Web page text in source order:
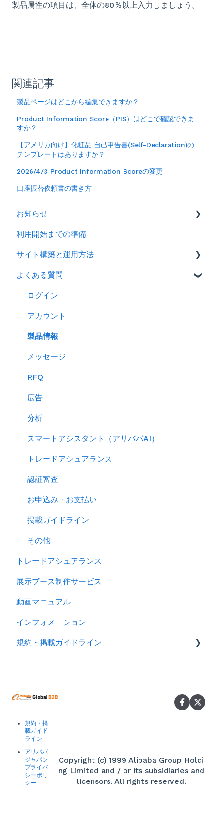
製品属性の項目は、全体の80％以上入力しましょう。
関連記事
製品ページはどこから編集できますか？
Product Information Score（PIS）はどこで確認できま
すか？
【アメリカ向け】化粧品 自己申告書(Self-Declaration)の
テンプレートはありますか？
2026/4/3 Product Information Scoreの変更
口座振替依頼書の書き方
お知らせ
2026年
2025年
2024年
利用開始までの準備
サイト構築と運用方法
会社情報を登録する
製品ページ登録の準備をする
製品ページを登録する
バイヤーからのメッセージに返信する
RFQを使ってバイヤーに売り込む
キーワード広告を利用する
サイトパフォーマンスを分析する
よくある質問
ログイン
アカウント
製品情報
メッセージ
RFQ
広告
分析
スマートアシスタント（アリババAI）
トレードアシュアランス
認証審査
お申込み・お支払い
掲載ガイドライン
その他
トレードアシュアランス
展示ブース制作サービス
動画マニュアル
インフォメーション
規約・掲載ガイドライン
規約・掲
載ガイド
ライン
アリババ
ジャパン
プライバ
シーポリ
シー
Copyright (c) 1999 Alibaba Group Holdi
ng Limited and / or its subsidiaries and
licensors. All rights reserved.